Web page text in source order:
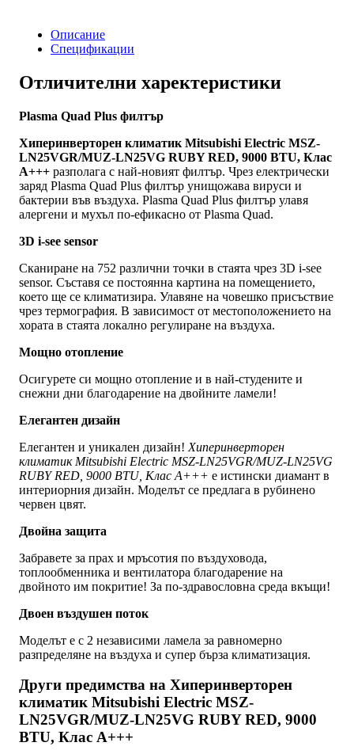
Описание
Спецификации
Отличителни харектеристики
Plasma Quad Plus филтър
Хиперинверторен климатик Mitsubishi Electric MSZ-
LN25VGR/MUZ-LN25VG RUBY RED, 9000 BTU, Клас
A+++ разполага с най-новият филтър. Чрез електрически
заряд Plasma Quad Plus филтър унищожава вируси и
бактерии във въздуха. Plasma Quad Plus филтър улавя
алергени и мухъл по-ефикасно от Plasma Quad.
3D i-see sensor
Сканиране на 752 различни точки в стаята чрез 3D i-see
sensor. Съставя се постоянна картина на помещението,
което ще се климатизира. Улавяне на човешко присъствие
чрез термография. В зависимост от местоположението на
хората в стаята локално регулиране на въздуха.
Мощно отопление
Осигурете си мощно отопление и в най-студените и
снежни дни благодарение на двойните ламели!
Елегантен дизайн
Елегантен и уникален дизайн! Хиперинверторен
климатик Mitsubishi Electric MSZ-LN25VGR/MUZ-LN25VG
RUBY RED, 9000 BTU, Клас A+++ е истински диамант в
интериорния дизайн. Моделът се предлага в рубинено
червен цвят.
Двойна защита
Забравете за прах и мръсотия по въздуховода,
топлообменника и вентилатора благодарение на
двойното им покритие! За по-здравословна среда вкъщи!
Двоен въздушен поток
Моделът е с 2 независими ламела за равномерно
разпределяне на въздуха и супер бърза климатизация.
Други предимства на Хиперинверторен
климатик Mitsubishi Electric MSZ-
LN25VGR/MUZ-LN25VG RUBY RED, 9000
BTU, Клас A+++